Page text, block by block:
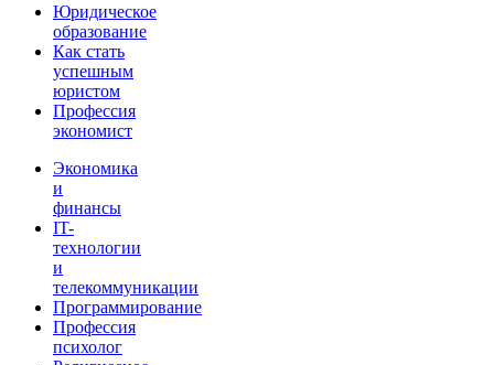
Юридическое
образование
Как стать
успешным
юристом
Профессия
экономист
Экономика
и
финансы
IT-
технологии
и
телекоммуникации
Программирование
Профессия
психолог